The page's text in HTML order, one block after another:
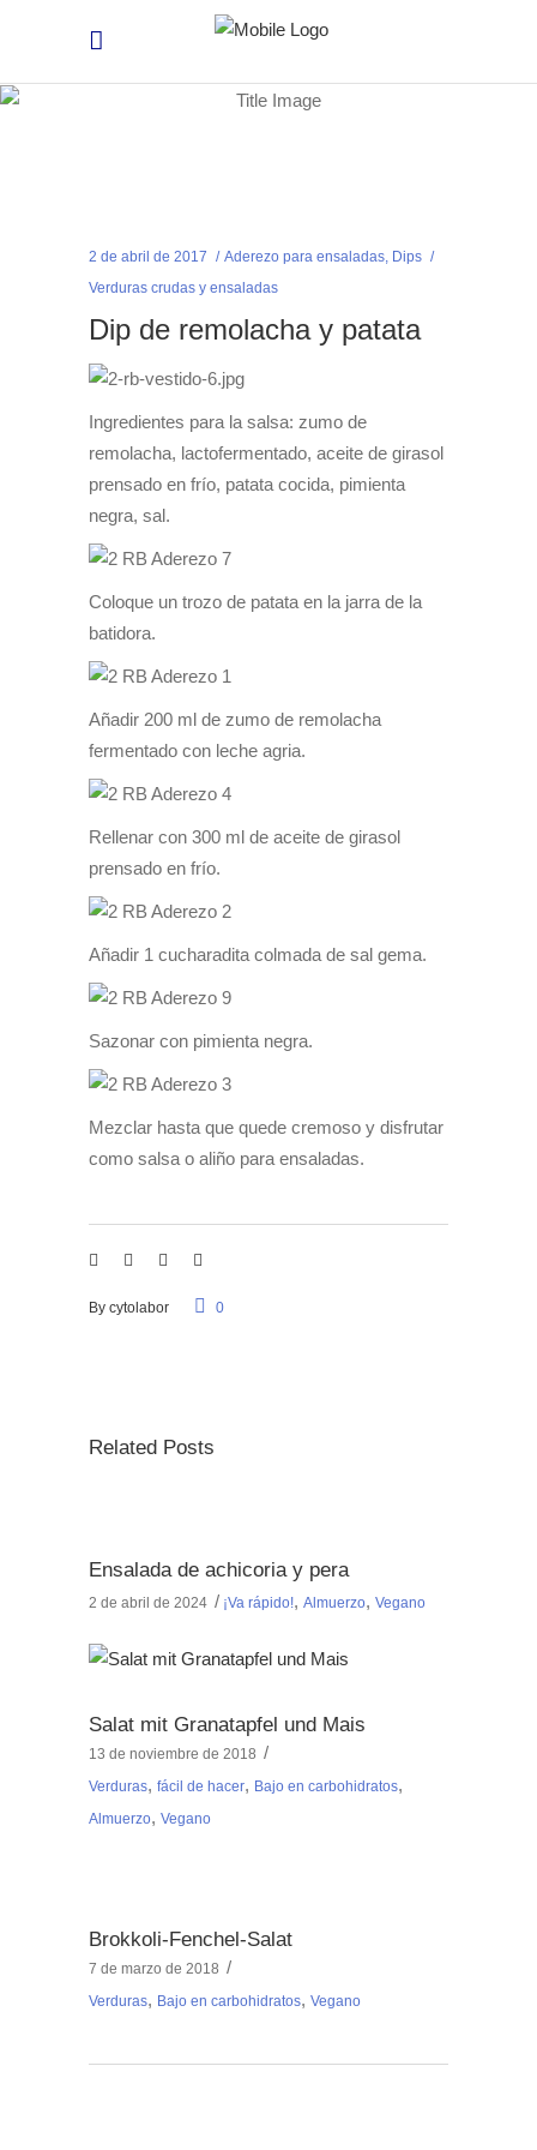
2 de abril de 2017 Aderezo para ensaladas, Dips
Verduras crudas y ensaladas
Dip de remolacha y patata
Ingredientes para la salsa: zumo de
remolacha, lactofermentado, aceite de girasol
prensado en frío, patata cocida, pimienta
negra, sal.
Coloque un trozo de patata en la jarra de la
batidora.
Añadir 200 ml de zumo de remolacha
fermentado con leche agria.
Rellenar con 300 ml de aceite de girasol
prensado en frío.
Añadir 1 cucharadita colmada de sal gema.
Sazonar con pimienta negra.
Mezclar hasta que quede cremoso y disfrutar
como salsa o aliño para ensaladas.
By cytolabor 0
Related Posts
Ensalada de achicoria y pera
2 de abril de 2024 ¡Va rápido!, Almuerzo, Vegano
Salat mit Granatapfel und Mais
13 de noviembre de 2018
Verduras, fácil de hacer, Bajo en carbohidratos,
Almuerzo, Vegano
Brokkoli-Fenchel-Salat
7 de marzo de 2018
Verduras, Bajo en carbohidratos, Vegano